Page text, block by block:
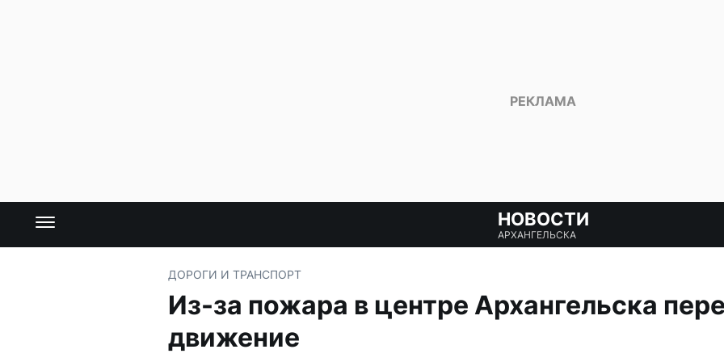
НОВОСТИ
АРХАНГЕЛЬСКА
ДОРОГИ И ТРАНСПОРТ
Из-за пожара в центре Архангельска
движение